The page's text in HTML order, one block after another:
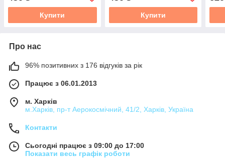
Купити Купити
Про нас
96% позитивних з 176 відгуків за рік
Працює з 06.01.2013
м. Харків
м.Харків, пр-т Аерокосмічний, 41/2, Харків, Україна
Контакти
Сьогодні працює з 09:00 до 17:00
Показати весь графік роботи